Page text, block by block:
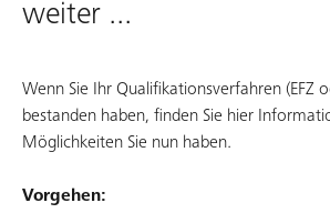
weiter ...
Wenn Sie Ihr Qualifikationsverfahren (EFZ
bestanden haben, finden Sie hier
Möglichkeiten Sie nun haben.
Vorgehen: